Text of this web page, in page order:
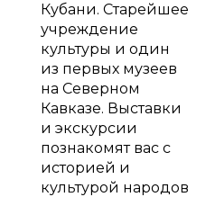
Кубани. Старейшее
учреждение
культуры и один
из первых музеев
на Северном
Кавказе. Выставки
и экскурсии
познакомят вас с
историей и
культурой народов